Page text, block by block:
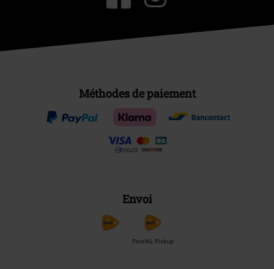
Méthodes de paiement
Envoi
PostNL Pickup